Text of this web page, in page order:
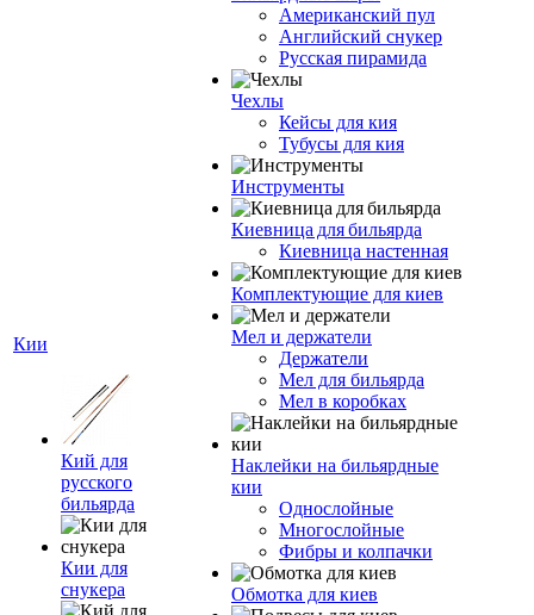
Кии
Кий для
русского
бильярда
Кии для
снукера
Американский пул
Английский снукер
Русская пирамида
Чехлы
Кейсы для кия
Тубусы для кия
Инструменты
Киевница для бильярда
Киевница настенная
Комплектующие для киев
Мел и держатели
Держатели
Мел для бильярда
Мел в коробках
Наклейки на бильярдные
кии
Однослойные
Многослойные
Фибры и колпачки
Обмотка для киев